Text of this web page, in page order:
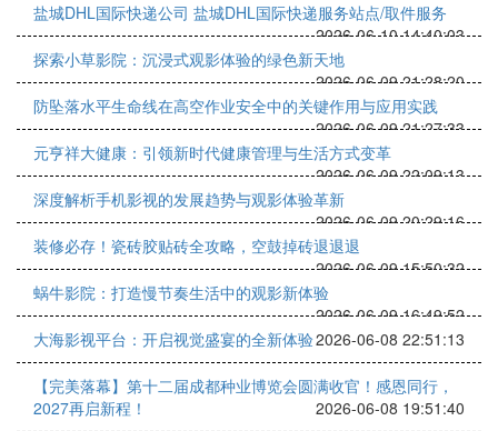
盐城DHL国际快递公司 盐城DHL国际快递服务站点/取件服务
2026-06-10 14:40:03
探索小草影院：沉浸式观影体验的绿色新天地
2026-06-09 21:28:20
防坠落水平生命线在高空作业安全中的关键作用与应用实践
2026-06-09 21:27:33
元亨祥大健康：引领新时代健康管理与生活方式变革
2026-06-09 22:09:13
深度解析手机影视的发展趋势与观影体验革新
2026-06-09 20:29:16
装修必存！瓷砖胶贴砖全攻略，空鼓掉砖退退退
2026-06-09 15:50:32
蜗牛影院：打造慢节奏生活中的观影新体验
2026-06-09 16:49:52
大海影视平台：开启视觉盛宴的全新体验2026-06-08 22:51:13
【完美落幕】第十二届成都种业博览会圆满收官！感恩同行，
2027再启新程！
2026-06-08 19:51:40